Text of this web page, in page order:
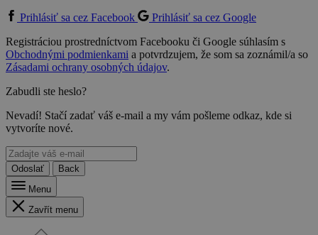
Prihlásiť sa cez Facebook
Prihlásiť sa cez Google
Registráciou prostredníctvom Facebooku či Google súhlasím s
Obchodnými podmienkami a potvrdzujem, že som sa zoznámil/a so
Zásadami ochrany osobných údajov.
Zabudli ste heslo?
Nevadí! Stačí zadať váš e-mail a my vám pošleme odkaz, kde si
vytvoríte nové.
Odoslať
Back
Menu
Zavřít menu